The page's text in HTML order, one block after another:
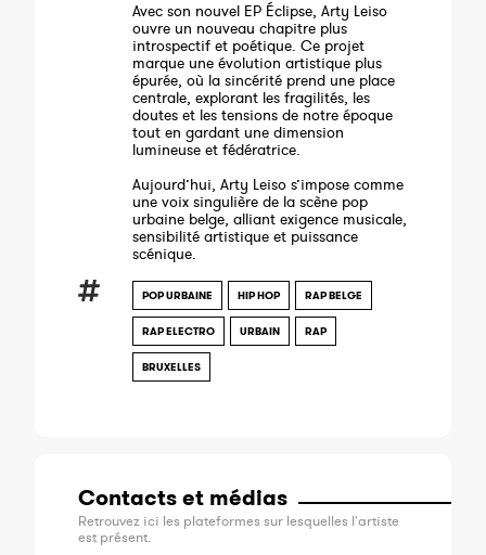
Avec son nouvel EP Éclipse, Arty Leiso
ouvre un nouveau chapitre plus
introspectif et poétique. Ce projet
marque une évolution artistique plus
épurée, où la sincérité prend une place
centrale, explorant les fragilités, les
doutes et les tensions de notre époque
tout en gardant une dimension
lumineuse et fédératrice.
Aujourd’hui, Arty Leiso s’impose comme
une voix singulière de la scène pop
urbaine belge, alliant exigence musicale,
sensibilité artistique et puissance
scénique.
POP URBAINE HIP HOP RAP BELGE
RAP ELECTRO URBAIN RAP
BRUXELLES
Contacts et médias
Retrouvez ici les plateformes sur lesquelles l'artiste
est présent.